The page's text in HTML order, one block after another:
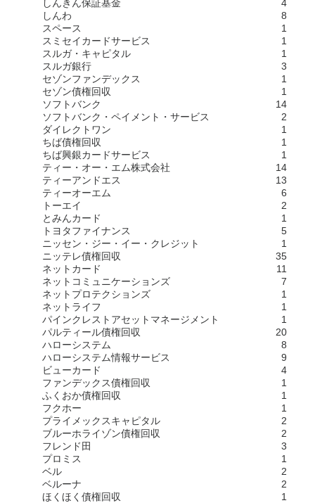
しんきん保証基金
4
しんわ
8
スペース
1
スミセイカードサービス
1
スルガ・キャピタル
1
スルガ銀行
3
セゾンファンデックス
1
セゾン債権回収
1
ソフトバンク
14
ソフトバンク・ペイメント・サービス
2
ダイレクトワン
1
ちば債権回収
1
ちば興銀カードサービス
1
ティー・オー・エム株式会社
14
ティーアンドエス
13
ティーオーエム
6
トーエイ
2
とみんカード
1
トヨタファイナンス
5
ニッセン・ジー・イー・クレジット
1
ニッテレ債権回収
35
ネットカード
11
ネットコミュニケーションズ
7
ネットプロテクションズ
1
ネットライフ
1
パインクレストアセットマネージメント
1
パルティール債権回収
20
ハローシステム
8
ハローシステム情報サービス
9
ビューカード
4
ファンデックス債権回収
1
ふくおか債権回収
1
フクホー
1
プライメックスキャピタル
2
ブルーホライゾン債権回収
2
フレンド田
3
プロミス
1
ベル
2
ベルーナ
2
ほくほく債権回収
1